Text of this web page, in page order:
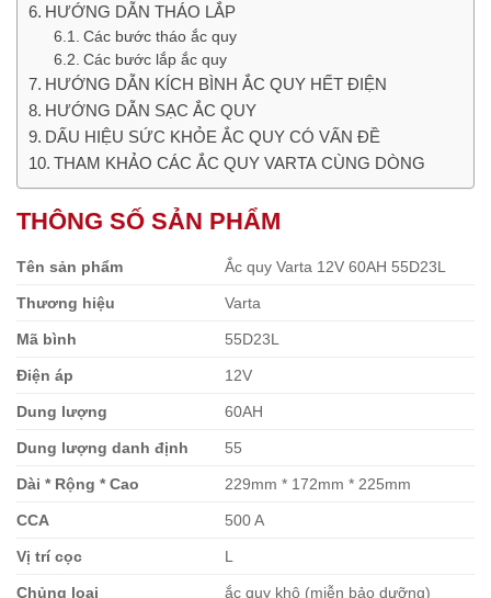
HƯỚNG DẪN THÁO LẮP
Các bước tháo ắc quy
Các bước lắp ắc quy
HƯỚNG DẪN KÍCH BÌNH ẮC QUY HẾT ĐIỆN
HƯỚNG DẪN SẠC ẮC QUY
DẤU HIỆU SỨC KHỎE ẮC QUY CÓ VẤN ĐỀ
THAM KHẢO CÁC ẮC QUY VARTA CÙNG DÒNG
THÔNG SỐ SẢN PHẨM
Tên sản phẩm Ắc quy Varta 12V 60AH 55D23L
Thương hiệu Varta
Mã bình 55D23L
Điện áp 12V
Dung lượng 60AH
Dung lượng danh định 55
Dài * Rộng * Cao 229mm * 172mm * 225mm
CCA 500 A
Vị trí cọc L
Chủng loại ắc quy khô (miễn bảo dưỡng)